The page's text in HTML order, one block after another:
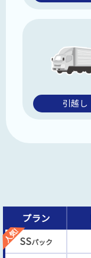
引越し
プラン
SSパック